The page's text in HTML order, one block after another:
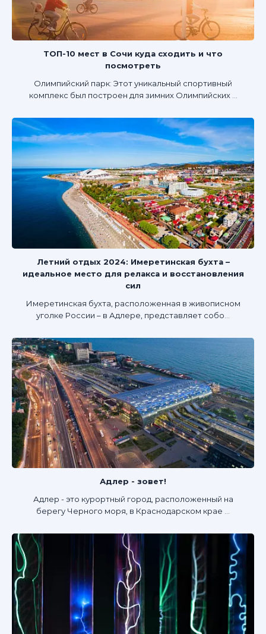
ТОП-10 мест в Сочи куда сходить и что
посмотреть
Олимпийский парк: Этот уникальный спортивный
комплекс был построен для зимних Олимпийских ...
Летний отдых 2024: Имеретинская бухта –
идеальное место для релакса и восстановления
сил
Имеретинская бухта, расположенная в живописном
уголке России – в Адлере, представляет собо...
Адлер - зовет!
Адлер - это курортный город, расположенный на
берегу Черного моря, в Краснодарском крае ...